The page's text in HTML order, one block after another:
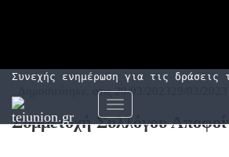
Συνεχής ενημέρωση για τις
Εναλλαγή
πλοήγησης
Δημοσιεύτηκε, στις29/03/2023
Συμμετοχή Συλλόγου